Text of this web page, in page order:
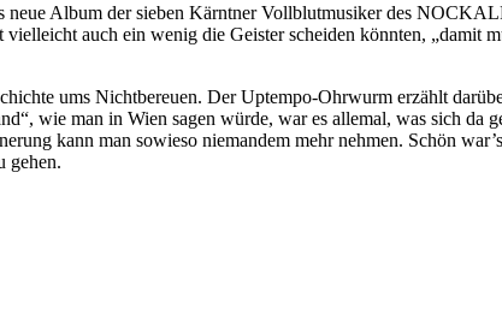
neue Album der sieben Kärntner Vollblutmusiker des
auch ein wenig die Geister scheiden könnten, „damit
ums Nichtbereuen. Der Uptempo-Ohrwurm erzählt
wie man in Wien sagen würde, war es allemal, was sich da
kann man sowieso niemandem mehr nehmen. Schön
gehen.